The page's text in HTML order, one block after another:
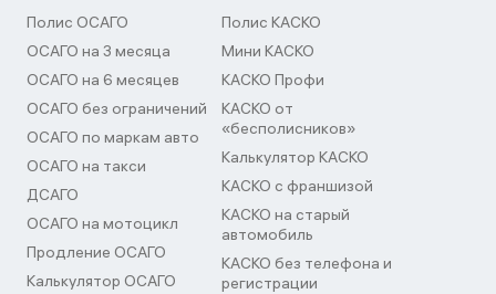
Полис ОСАГО
ОСАГО на 3 месяца
ОСАГО на 6 месяцев
ОСАГО без ограничений
ОСАГО по маркам авто
ОСАГО на такси
ДСАГО
ОСАГО на мотоцикл
Продление ОСАГО
Калькулятор ОСАГО
Полис КАСКО
Мини КАСКО
КАСКО Профи
КАСКО от
«бесполисников»
Калькулятор КАСКО
КАСКО с франшизой
КАСКО на старый
автомобиль
КАСКО без телефона и
регистрации